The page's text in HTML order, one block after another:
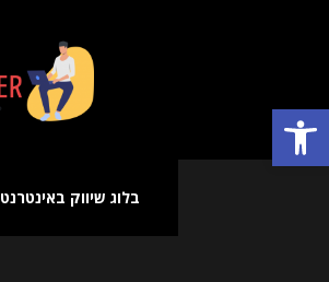
פתח סרגל נגישות
שיווק
באינטרנט
בלוג שיווק באינטרנט